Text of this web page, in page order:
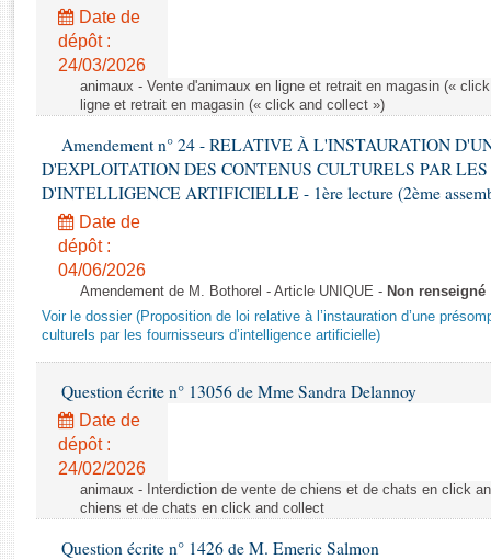
Rapports législatifs
Rapports sur l'application des lois
Baromètre de l’application des lois
Dossiers législatifs
Budget et sécurité sociale
Questions écrites et orales
Comptes rendus des débats
Date de
dépôt :
24/03/2026
animaux - Vente d'animaux en ligne et retrait en magasin («
ligne et retrait en magasin (« click and collect »)
Amendement n° 24 - RELATIVE À L'INSTAURATION
D'EXPLOITATION DES CONTENUS CULTURELS PAR LES
D'INTELLIGENCE ARTIFICIELLE - 1ère lecture (2ème
Date de
dépôt :
04/06/2026
Amendement de M. Bothorel - Article UNIQUE - Non renseigné
Voir le dossier (Proposition de loi relative à l’instauration d’une
culturels par les fournisseurs d’intelligence artificielle)
Question écrite n° 13056 de Mme Sandra Delannoy
Date de
dépôt :
24/02/2026
animaux - Interdiction de vente de chiens et de chats en click
chiens et de chats en click and collect
Question écrite n° 1426 de M. Emeric Salmon